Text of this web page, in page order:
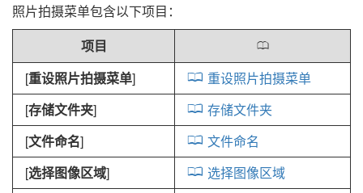
照片拍摄菜单包含以下项目：
项目
0
[重设照片拍摄菜单]
重设照片拍摄菜单
[存储文件夹]
存储文件夹
[文件命名]
文件命名
[选择图像区域]
选择图像区域